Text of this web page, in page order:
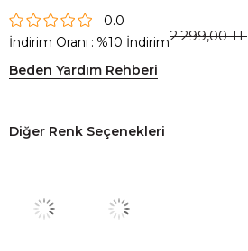
0.0
İndirim Oranı : %10 İndirim2.299,00 TL
Beden Yardım Rehberi
Diğer Renk Seçenekleri